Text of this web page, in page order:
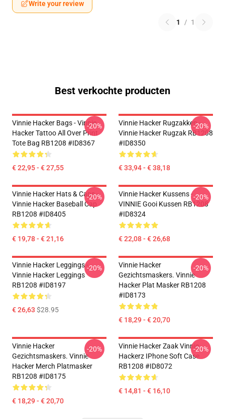
Write your review
1 / 1
Best verkochte producten
Vinnie Hacker Bags - Vinnie
Hacker Tattoo All Over Print
Tote Bag RB1208 #ID8367
€ 22,95 - € 27,55
-20%
Vinnie Hacker Rugzakken -
Vinnie Hacker Rugzak RB1208
#ID8350
€ 33,94 - € 38,18
-20%
Vinnie Hacker Hats & Caps -
Vinnie Hacker Baseball Cap
RB1208 #ID8405
€ 19,78 - € 21,16
-20%
Vinnie Hacker Kussens -
VINNIE Gooi Kussen RB1208
#ID8324
€ 22,08 - € 26,68
-20%
Vinnie Hacker Leggings -
Vinnie Hacker Leggings
RB1208 #ID8197
€ 26,63 $28.95
-20%
Vinnie Hacker
Gezichtsmaskers. Vinnie
Hacker Plat Masker RB1208
#ID8173
€ 18,29 - € 20,70
-20%
Vinnie Hacker
Gezichtsmaskers. Vinnie
Hacker Merch Platmasker
RB1208 #ID8175
€ 18,29 - € 20,70
-20%
Vinnie Hacker Zaak Vinnie
Hackerz IPhone Soft Case
RB1208 #ID8072
€ 14,81 - € 16,10
-20%